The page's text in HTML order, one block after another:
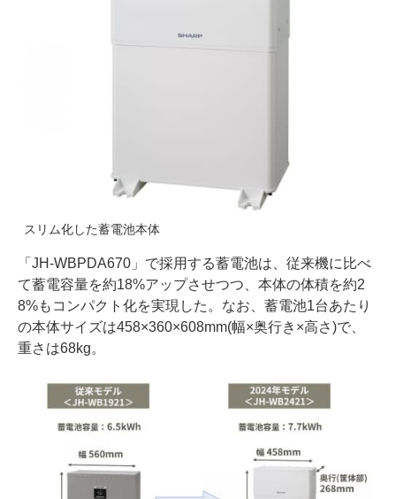
スリム化した蓄電池本体
「JH-WBPDA670」で採用する蓄電池は、従来機に比べ
て蓄電容量を約18%アップさせつつ、本体の体積を約2
8%もコンパクト化を実現した。なお、蓄電池1台あたり
の本体サイズは458×360×608mm(幅×奥行き×高さ)で、
重さは68kg。